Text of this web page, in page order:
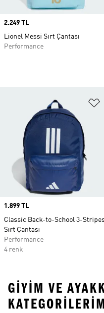
Price
2.249 TL
Lionel Messi Sırt Çantası
Performance
Price
1.899 TL
Classic Back-to-School 3-
Sırt Çantası
Performance
4 renk
GIYIM VE